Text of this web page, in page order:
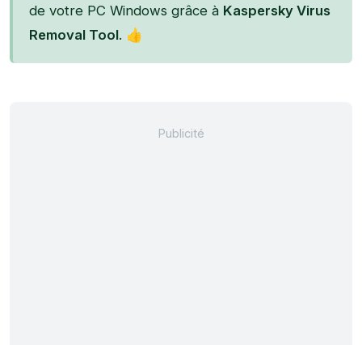
de votre PC Windows grâce à Kaspersky Virus
Removal Tool. 👍